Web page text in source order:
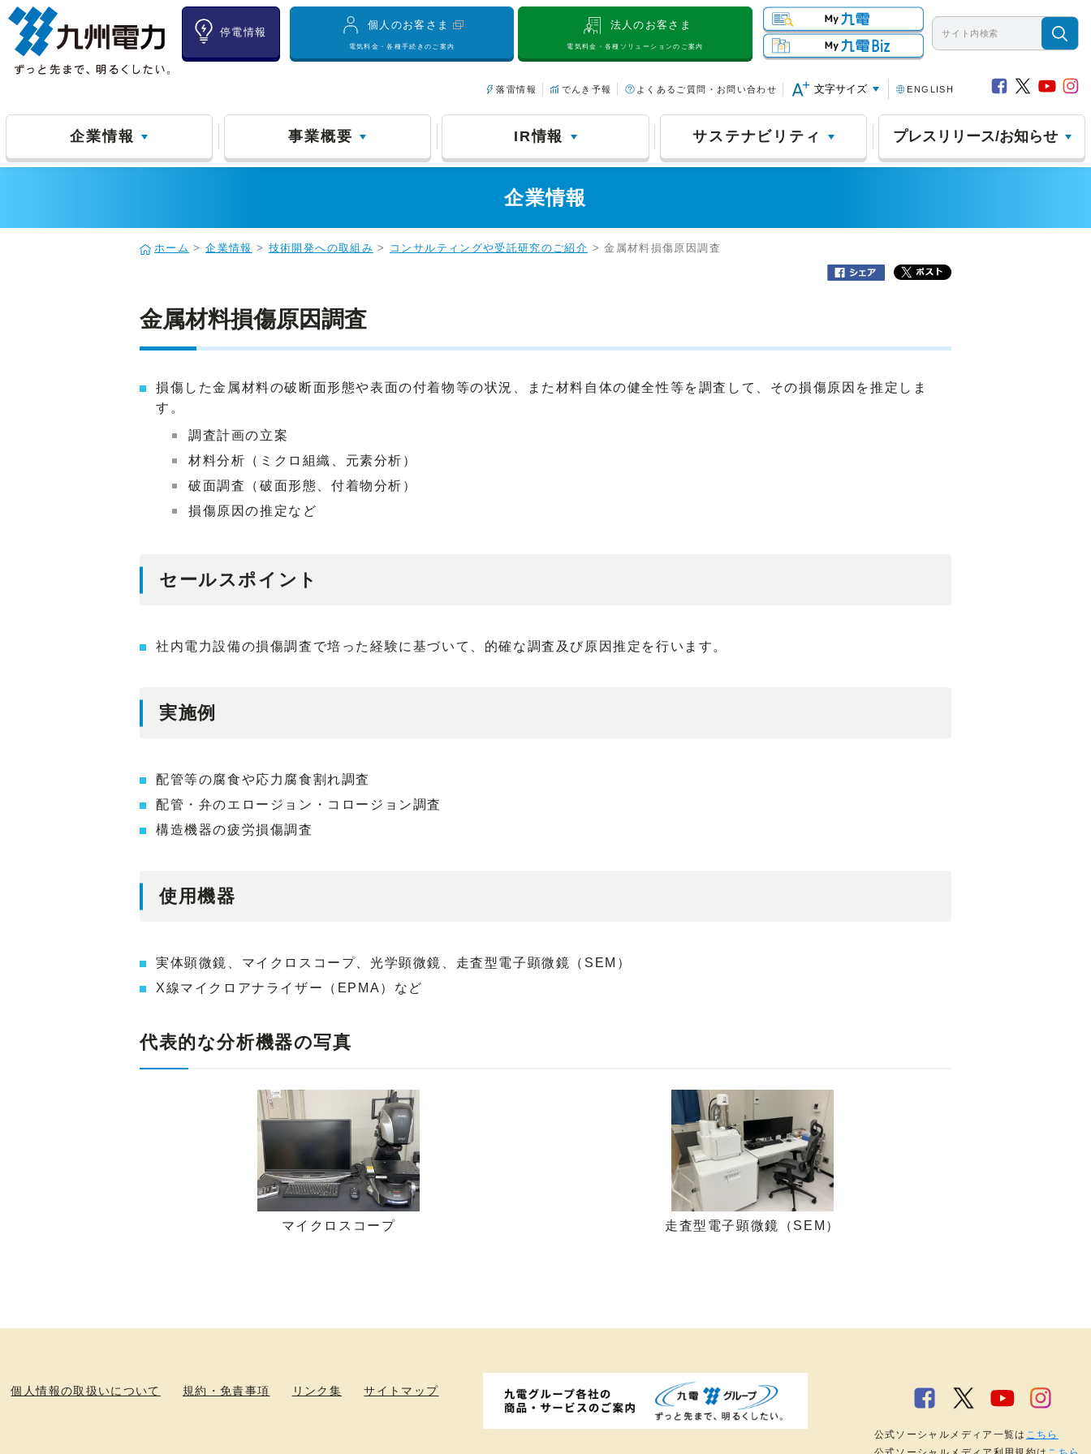
停電情報
個人のお客さま
電気料金・各種手続きのご案内
法人のお客さま
電気料金・各種ソリューションのご案内
落雷情報 でんき予報 よくあるご質問・お問い合わせ 文字サイズ ENGLISH
企業情報 事業概要 IR情報 サステナビリティ プレスリリース/お知らせ
企業情報
ホーム >企業情報 > 技術開発への取組み > コンサルティングや受託研究のご紹介 > 金属材料損傷原因調査
金属材料損傷原因調査
損傷した金属材料の破断面形態や表面の付着物等の状況、また材料自体の健全性等を調査して、その損傷原因を推定しま
す。
調査計画の立案
材料分析（ミクロ組織、元素分析）
破面調査（破面形態、付着物分析）
損傷原因の推定など
セールスポイント
社内電力設備の損傷調査で培った経験に基づいて、的確な調査及び原因推定を行います。
実施例
配管等の腐食や応力腐食割れ調査
配管・弁のエロージョン・コロージョン調査
構造機器の疲労損傷調査
使用機器
実体顕微鏡、マイクロスコープ、光学顕微鏡、走査型電子顕微鏡（SEM）
X線マイクロアナライザー（EPMA）など
代表的な分析機器の写真
マイクロスコープ 走査型電子顕微鏡（SEM）
個人情報の取扱いについて 規約・免責事項 リンク集 サイトマップ
公式ソーシャルメディア一覧は こちら